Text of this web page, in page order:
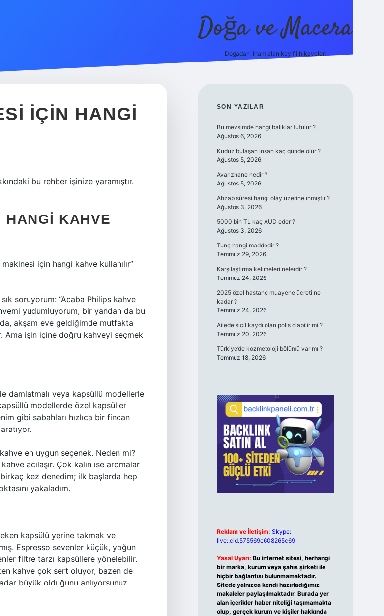
Doğa ve Macera
Doğadan ilham alan keyifli hikayeler!
IÇIN HANGI
bu rehber işinize yaramıştır.
KAHVE
için hangi kahve kullanılır”
soruyorum: “Acaba Philips kahve
yudumluyorum, bir yandan da bu
akşam eve geldiğimde mutfakta
Ama işin içine doğru kahveyi seçmek
damlatmalı veya kapsüllü modellerle
modellerde özel kapsüller
gibi sabahları hızlıca bir fincan
en uygun seçenek. Neden mi?
acılaşır. Çok kalın ise aromalar
kez denedim; ilk başlarda hep
yakaladım.
kapsülü yerine takmak ve
Espresso sevenler küçük, yoğun
filtre tarzı kapsüllere yönelebilir.
kahve çok sert oluyor, bazen de
büyük olduğunu anlıyorsunuz.
SIDEBAR
SON YAZILAR
Bu mevsimde hangi balıklar tutulur ?
Ağustos 6, 2026
Kuduz bulaşan insan kaç günde ölür ?
Ağustos 5, 2026
Avarızhane nedir ?
Ağustos 5, 2026
Ahzab sûresi hangi olay üzerine ınmıştır ?
Ağustos 3, 2026
5000 bin TL kaç AUD eder ?
Ağustos 3, 2026
Tunç hangi maddedir ?
Temmuz 29, 2026
Karşılaştırma kelimeleri nelerdir ?
Temmuz 24, 2026
2025 özel hastane muayene ücreti ne
kadar ?
Temmuz 24, 2026
Ailede sicil kaydı olan polis olabilir mi ?
Temmuz 20, 2026
Türkiye’de kozmetoloji bölümü var mı ?
Temmuz 18, 2026
Reklam ve İletişim: Skype:
live:.cid.575569c608265c69
Yasal Uyarı: Bu internet sitesi, herhangi
bir marka, kurum veya şahıs şirketi ile
hiçbir bağlantısı bulunmamaktadır.
Sitede yalnızca kendi hazırladığımız
makaleler paylaşılmaktadır. Burada yer
alan içerikler haber niteliği taşımamakta
olup, gerçek kurum ve kişiler hakkında